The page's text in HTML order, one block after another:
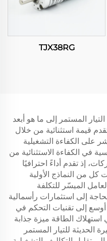
TJX38RG
المستمر إلى ما هو أبعد
قيمة استثنائية من خلال
على الكفاءة التشغيلية
في الكفاءة الاستثنائية من
إذ تقدم أداءً احترافيًا
كل من النماذج الأولية
الميسّر للتكلفة
إلى استثمارات رأسمالية
إلى تقنيات التحكم في
استهلاك الطاقة ميزة جذابة
للتيار المستمر